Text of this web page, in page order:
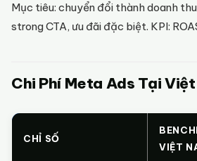
Mục tiêu: chuyển đổi thành doanh
strong CTA, ưu đãi đặc biệt. KPI:
Chi Phí Meta Ads Tại
CHỈ SỐ
VIỆT